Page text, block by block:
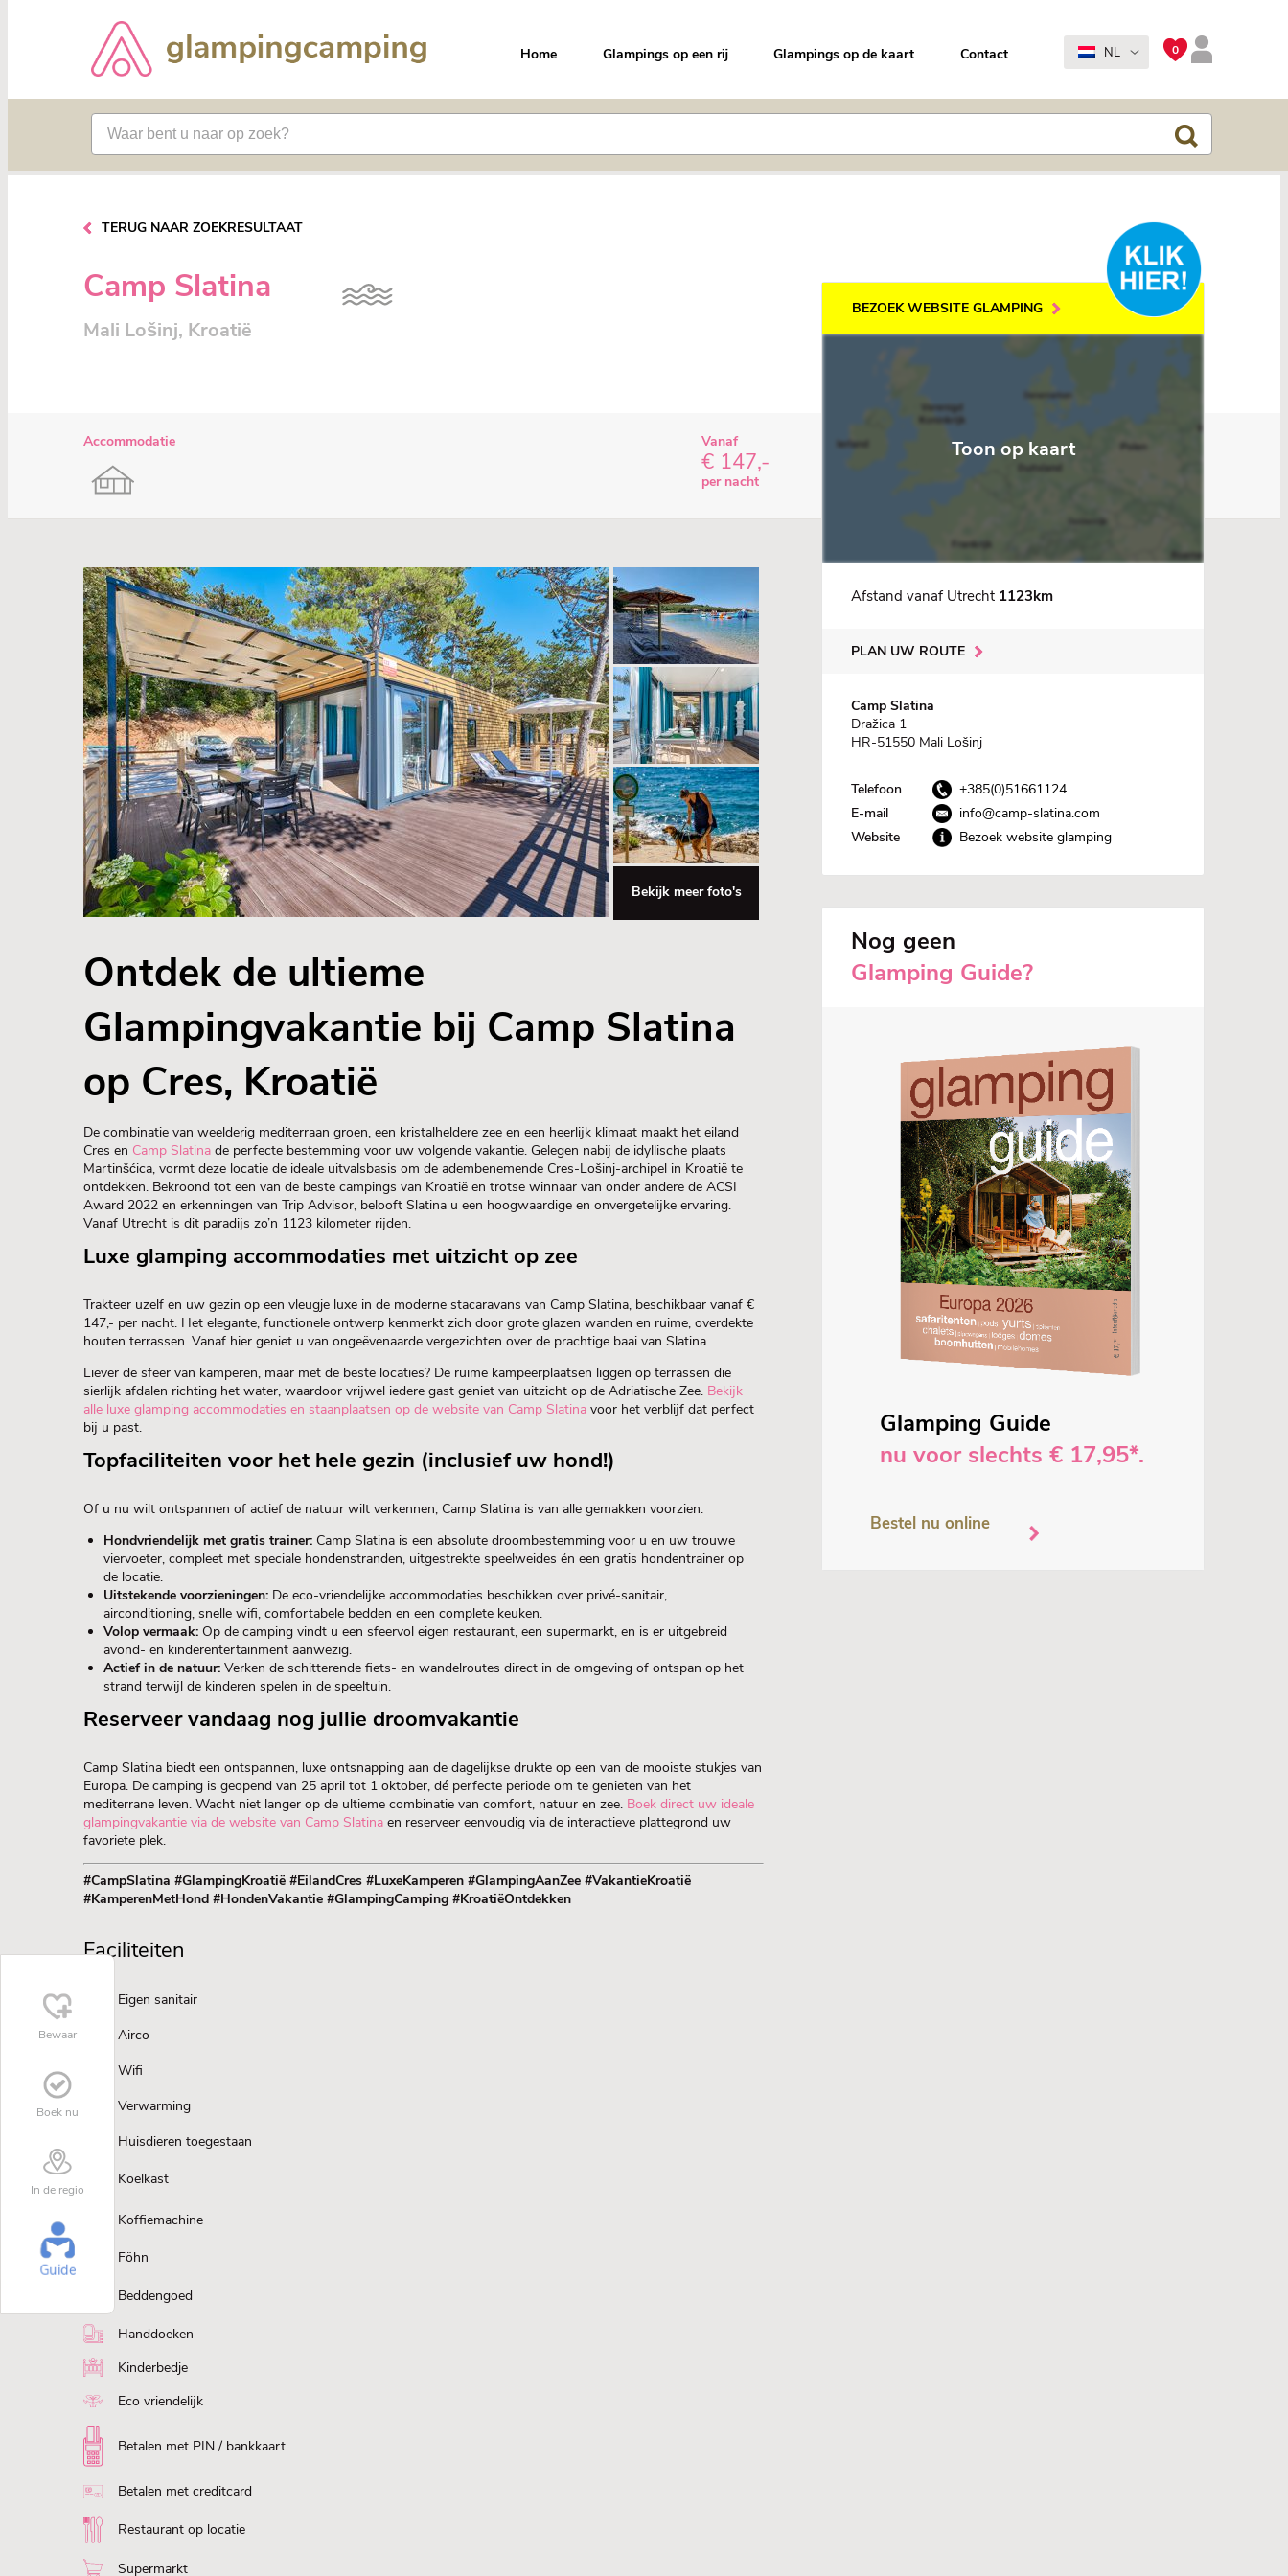
Home Glampings op een rij Glampings op de kaart Contact 0
NL
TERUG NAAR ZOEKRESULTAAT
Camp Slatina
Mali Lošinj, Kroatië
Accommodatie Vanaf
€ 147,-
per nacht
Bekijk meer foto's
Ontdek de ultieme
Glampingvakantie bij Camp Slatina
op Cres, Kroatië
De combinatie van weelderig mediterraan groen, een kristalheldere zee en een heerlijk klimaat maakt het eiland
Cres en Camp Slatina de perfecte bestemming voor uw volgende vakantie. Gelegen nabij de idyllische plaats
Martinšćica, vormt deze locatie de ideale uitvalsbasis om de adembenemende Cres-Lošinj-archipel in Kroatië te
ontdekken. Bekroond tot een van de beste campings van Kroatië en trotse winnaar van onder andere de ACSI
Award 2022 en erkenningen van Trip Advisor, belooft Slatina u een hoogwaardige en onvergetelijke ervaring.
Vanaf Utrecht is dit paradijs zo’n 1123 kilometer rijden.
Luxe glamping accommodaties met uitzicht op zee
Trakteer uzelf en uw gezin op een vleugje luxe in de moderne stacaravans van Camp Slatina, beschikbaar vanaf €
147,- per nacht. Het elegante, functionele ontwerp kenmerkt zich door grote glazen wanden en ruime, overdekte
houten terrassen. Vanaf hier geniet u van ongeëvenaarde vergezichten over de prachtige baai van Slatina.
Liever de sfeer van kamperen, maar met de beste locaties? De ruime kampeerplaatsen liggen op terrassen die
sierlijk afdalen richting het water, waardoor vrijwel iedere gast geniet van uitzicht op de Adriatische Zee. Bekijk
alle luxe glamping accommodaties en staanplaatsen op de website van Camp Slatina voor het verblijf dat perfect
bij u past.
Topfaciliteiten voor het hele gezin (inclusief uw hond!)
Of u nu wilt ontspannen of actief de natuur wilt verkennen, Camp Slatina is van alle gemakken voorzien.
Hondvriendelijk met gratis trainer: Camp Slatina is een absolute droombestemming voor u en uw trouwe
viervoeter, compleet met speciale hondenstranden, uitgestrekte speelweides én een gratis hondentrainer op
de locatie.
Uitstekende voorzieningen: De eco-vriendelijke accommodaties beschikken over privé-sanitair,
airconditioning, snelle wifi, comfortabele bedden en een complete keuken.
Volop vermaak: Op de camping vindt u een sfeervol eigen restaurant, een supermarkt, en is er uitgebreid
avond- en kinderentertainment aanwezig.
Actief in de natuur: Verken de schitterende fiets- en wandelroutes direct in de omgeving of ontspan op het
strand terwijl de kinderen spelen in de speeltuin.
Reserveer vandaag nog jullie droomvakantie
Camp Slatina biedt een ontspannen, luxe ontsnapping aan de dagelijkse drukte op een van de mooiste stukjes van
Europa. De camping is geopend van 25 april tot 1 oktober, dé perfecte periode om te genieten van het
mediterrane leven. Wacht niet langer op de ultieme combinatie van comfort, natuur en zee. Boek direct uw ideale
glampingvakantie via de website van Camp Slatina en reserveer eenvoudig via de interactieve plattegrond uw
favoriete plek.
#CampSlatina #GlampingKroatië #EilandCres #LuxeKamperen #GlampingAanZee #VakantieKroatië
#KamperenMetHond #HondenVakantie #GlampingCamping #KroatiëOntdekken
Faciliteiten
Eigen sanitair
Airco
Wifi
Verwarming
Huisdieren toegestaan
Koelkast
Koffiemachine
Föhn
Beddengoed
Handdoeken
Kinderbedje
Eco vriendelijk
Betalen met PIN / bankkaart
Betalen met creditcard
Restaurant op locatie
Supermarkt
BEZOEK WEBSITE GLAMPING
Toon op kaart
Afstand vanaf Utrecht 1123km
PLAN UW ROUTE
Camp Slatina
Dražica 1
HR-51550 Mali Lošinj
Telefoon
+385(0)51661124
E-mail
info@camp-slatina.com
Website
Bezoek website glamping
Nog geen
Glamping Guide?
Glamping Guide
nu voor slechts € 17,95*.
Bestel nu online
Bewaar
Boek nu
In de regio
Guide